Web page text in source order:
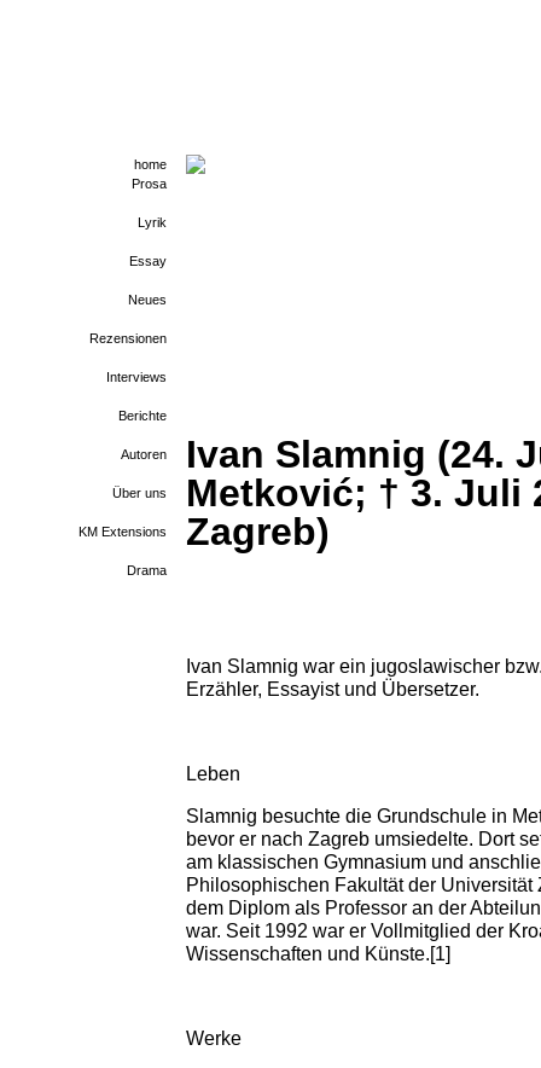
home
Prosa
Lyrik
Essay
Neues
Rezensionen
Interviews
Berichte
Autoren
Über uns
KM Extensions
Drama
Ivan Slamnig (24.
Metković; † 3. Juli
Zagreb)
Ivan Slamnig war ein jugoslawischer
Erzähler, Essayist und Übersetzer.
Leben
Slamnig besuchte die Grundschule in
bevor er nach Zagreb umsiedelte. Dort
am klassischen Gymnasium und
Philosophischen Fakultät der Universität
dem Diplom als Professor an der
war. Seit 1992 war er Vollmitglied der
Wissenschaften und Künste.[1]
Werke